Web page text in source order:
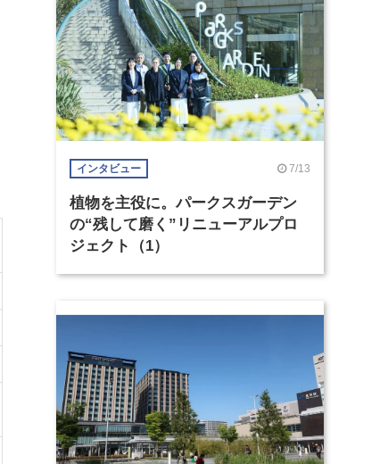
インタビュー 7/13
植物を主役に。パークスガーデン
の“残して磨く”リニューアルプロ
ジェクト（1）